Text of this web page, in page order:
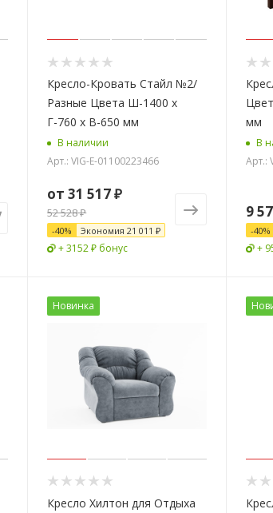
Кресло-Кровать Стайл №2/
Разные Цвета Ш-1400 х
Г-760 х В-650 мм
В наличии
Арт.: VIG-E-01100223466
от31 517 ₽
52 528 ₽
-40% Экономия21 011 ₽
+ 3152 ₽ бонус
мм
В
Арт.:
9
-40%
+
Новинка
Кресло Хилтон для Отдыха